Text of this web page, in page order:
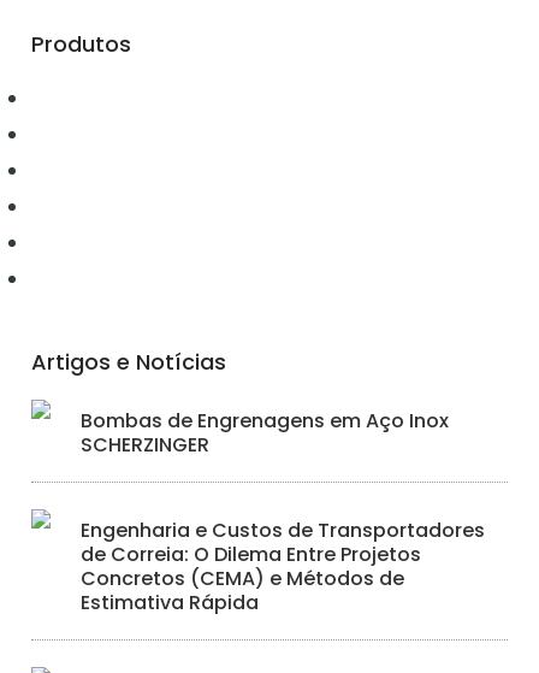
Produtos
Artigos e Notícias
Bombas de Engrenagens em Aço Inox
SCHERZINGER
Engenharia e Custos de Transportadores
de Correia: O Dilema Entre Projetos
Concretos (CEMA) e Métodos de
Estimativa Rápida